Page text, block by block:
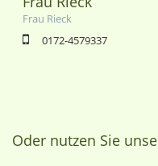
Frau Rieck
0172-4579337
Oder nutzen Sie